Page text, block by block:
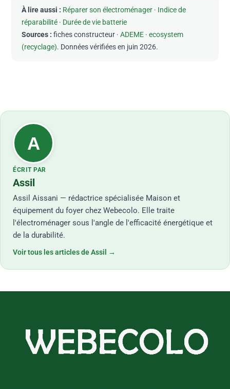
À lire aussi : Réparer son électroménager · Indice de
réparabilité · Durée de vie batterie
Sources : fiches constructeur ·ADEME ·ecosystem
(recyclage). Données vérifiées en juin 2026.
A
ÉCRIT PAR
Assil
Assil Aissani — rédactrice spécialisée Maison et
équipement du foyer chez Webecolo. Elle traite
l'électroménager sous l'angle de l'efficacité énergétique et
de la durabilité.
Voir tous les articles de Assil →